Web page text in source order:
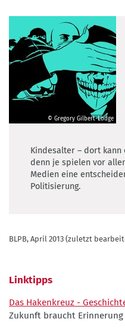
Gilbert-
Lodge
© Gregory Gilbert-Lodge
Kindesalter – dort
denn je spielen vor
Medien eine
Politisierung.
BLPB, April 2013 (zuletzt
Linktipps
Das Hakenkreuz -
Zukunft braucht Erinnerung